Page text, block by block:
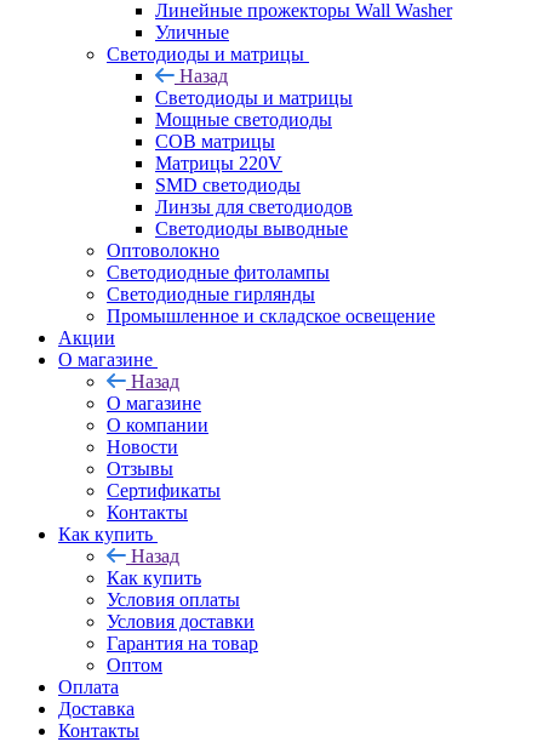
Линейные прожекторы Wall Washer
Уличные
Светодиоды и матрицы
Назад
Светодиоды и матрицы
Мощные светодиоды
COB матрицы
Матрицы 220V
SMD светодиоды
Линзы для светодиодов
Светодиоды выводные
Оптоволокно
Светодиодные фитолампы
Светодиодные гирлянды
Промышленное и складское освещение
Акции
О магазине
Назад
О магазине
О компании
Новости
Отзывы
Сертификаты
Контакты
Как купить
Назад
Как купить
Условия оплаты
Условия доставки
Гарантия на товар
Оптом
Оплата
Доставка
Контакты